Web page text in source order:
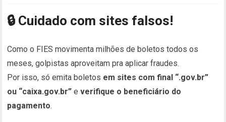
🔒 Cuidado com sites falsos!
Como o FIES movimenta milhões de boletos todos os
meses, golpistas aproveitam pra aplicar fraudes.
Por isso, só emita boletos em sites com final “.gov.br”
ou “caixa.gov.br” everifique o beneficiário do
pagamento.